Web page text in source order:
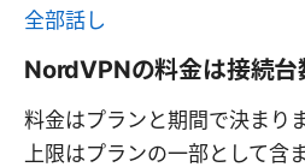
全部話し
NordVPNの料金は接続台
料金はプランと期間で決まり
上限はプランの一部として含